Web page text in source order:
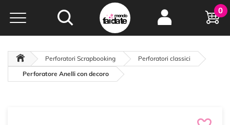
Hobby e
creatività...
oltre 15 anni online
0
Perforatori Scrapbooking
Perforatori classici
Perforatore Anelli con decoro